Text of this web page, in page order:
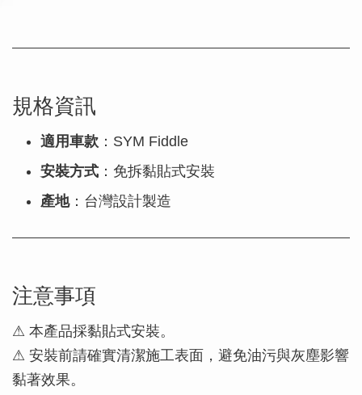
規格資訊
適用車款 ：SYM Fiddle
安裝方式 ：免拆黏貼式安裝
產地：台灣設計製造
注意事項
⚠ 本產品採黏貼式安裝。
⚠ 安裝前請確實清潔施工表面，避免油污與灰塵影響
黏著效果。